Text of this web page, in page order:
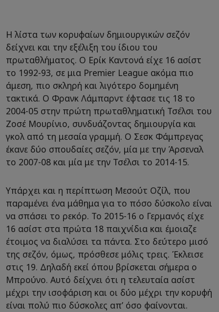
Η λίστα των κορυφαίων δημιουργικών σεζόν
δείχνει και την εξέλιξη του ίδιου του
πρωταθλήματος. Ο Ερίκ Καντονά είχε 16 ασίστ
το 1992-93, σε μια Premier League ακόμα πιο
άμεση, πιο σκληρή και λιγότερο δομημένη
τακτικά. Ο Φρανκ Λάμπαρντ έφτασε τις 18 το
2004-05 στην πρώτη πρωταθληματική Τσέλσι του
Ζοσέ Μουρίνιο, συνδυάζοντας δημιουργία και
γκολ από τη μεσαία γραμμή. Ο Σεσκ Φάμπρεγας
έκανε δύο σπουδαίες σεζόν, μία με την Άρσεναλ
το 2007-08 και μία με την Τσέλσι το 2014-15.
Υπάρχει και η περίπτωση Μεσούτ Οζίλ, που
παραμένει ένα μάθημα για το πόσο δύσκολο είναι
να σπάσει το ρεκόρ. Το 2015-16 ο Γερμανός είχε
16 ασίστ στα πρώτα 18 παιχνίδια και έμοιαζε
έτοιμος να διαλύσει τα πάντα. Στο δεύτερο μισό
της σεζόν, όμως, πρόσθεσε μόλις τρεις. Έκλεισε
στις 19. Δηλαδή εκεί όπου βρίσκεται σήμερα ο
Μπρούνο. Αυτό δείχνει ότι η τελευταία ασίστ
μέχρι την ισοφάριση και οι δύο μέχρι την κορυφή
είναι πολύ πιο δύσκολες απ’ όσο φαίνονται.